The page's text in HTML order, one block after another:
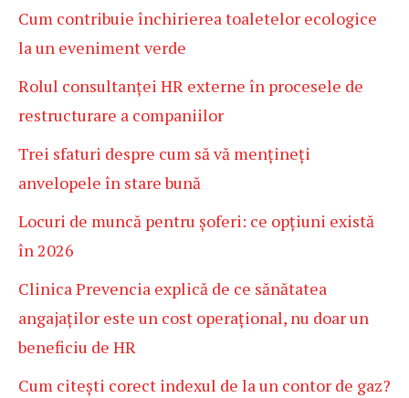
Cum contribuie închirierea toaletelor ecologice
la un eveniment verde
Rolul consultanței HR externe în procesele de
restructurare a companiilor
Trei sfaturi despre cum să vă mențineți
anvelopele în stare bună
Locuri de muncă pentru șoferi: ce opțiuni există
în 2026
Clinica Prevencia explică de ce sănătatea
angajaților este un cost operațional, nu doar un
beneficiu de HR
Cum citești corect indexul de la un contor de gaz?